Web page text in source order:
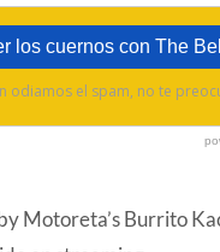
Motoreta’s Burrito